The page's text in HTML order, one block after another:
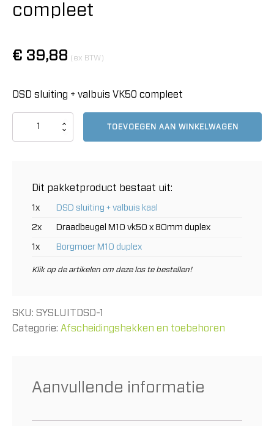
compleet
€ 39,88 (ex BTW)
DSD sluiting + valbuis VK50 compleet
aantal
TOEVOEGEN AAN WINKELWAGEN
Dit pakketproduct bestaat uit:
1x DSD sluiting + valbuis kaal
2x Draadbeugel M10 vk50 x 80mm duplex
1x Borgmoer M10 duplex
Klik op de artikelen om deze los te bestellen!
SKU: SYSLUITDSD-1
Categorie: Afscheidingshekken en toebehoren
Aanvullende informatie